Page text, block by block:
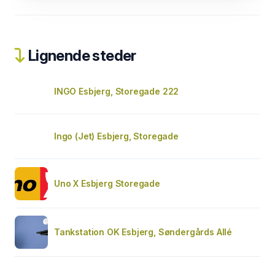
Lignende steder
INGO Esbjerg, Storegade 222
Ingo (Jet) Esbjerg, Storegade
Uno X Esbjerg Storegade
Tankstation OK Esbjerg, Søndergårds Allé